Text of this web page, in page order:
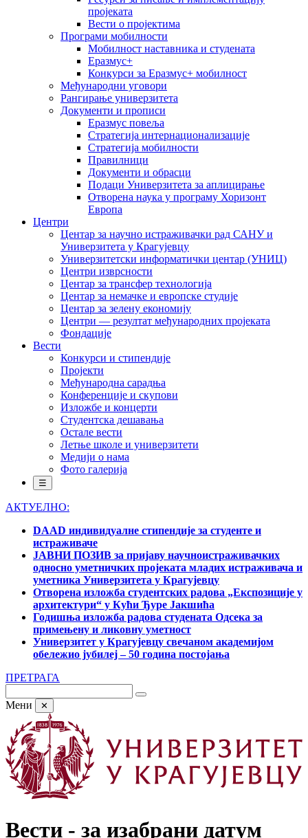
пројеката
Вести о пројектима
Програми мобилности
Мобилност наставника и студената
Еразмус+
Конкурси за Еразмус+ мобилност
Међународни уговори
Рангирање универзитета
Документи и прописи
Еразмус повеља
Стратегија интернационализације
Стратегија мобилности
Правилници
Документи и обрасци
Подаци Универзитета за аплицирање
Отворена наука у програму Хоризонт
Европа
Центри
Центар за научно истраживачки рад САНУ и
Универзитета у Крагујевцу
Универзитетски информатички центар (УНИЦ)
Центри изврсности
Центар за трансфер технологија
Центар за немачке и европске студије
Центар за зелену економију
Центри — резултат међународних пројеката
Фондације
Вести
Конкурси и стипендије
Пројекти
Међународна сарадња
Конференције и скупови
Изложбе и концерти
Студентска дешавања
Остале вести
Летње школе и универзитети
Медији о нама
Фото галерија
☰
АКТУЕЛНО:
DAAD индивидуалне стипендије за студенте и
истраживаче
ЈАВНИ ПОЗИВ за пријаву научноистраживачких
односно уметничких пројеката младих истраживача и
уметника Универзитета у Крагујевцу
Отворена изложба студентских радова „Експозиције у
архитектури“ у Кући Ђуре Јакшића
Годишња изложба радова студената Одсека за
примењену и ликовну уметност
Универзитет у Крагујевцу свечаном академијом
обележио јубилеј – 50 година постојања
ПРЕТРАГА
Мени ✕
Вести - за изабрани датум